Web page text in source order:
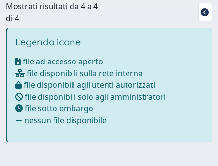
Mostrati risultati da 4 a 4
di 4
Legenda icone
file ad accesso aperto
file disponibili sulla rete interna
file disponibili agli utenti autorizzati
file disponibili solo agli amministratori
file sotto embargo
nessun file disponibile